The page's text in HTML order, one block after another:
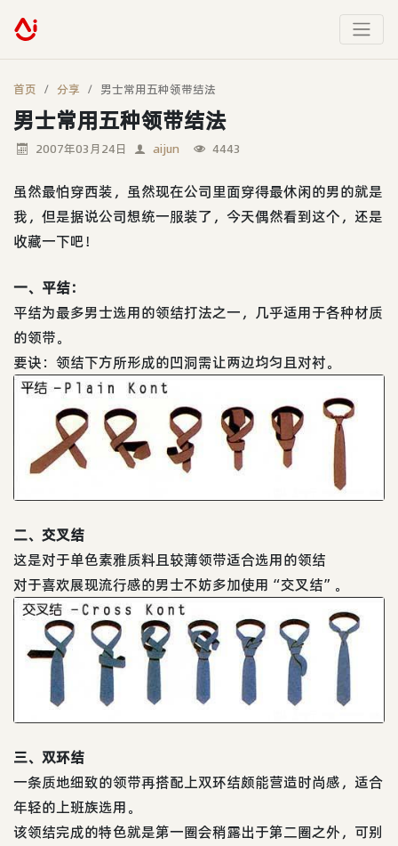
首页 分享 男士常用五种领带结法
男士常用五种领带结法
2007年03月24日 aijun 4443
虽然最怕穿西装，虽然现在公司里面穿得最休闲的男的就是
我，但是据说公司想统一服装了，今天偶然看到这个，还是
收藏一下吧！
一、平结：
平结为最多男士选用的领结打法之一，几乎适用于各种材质
的领带。
要诀：领结下方所形成的凹洞需让两边均匀且对衬。
二、交叉结
这是对于单色素雅质料且较薄领带适合选用的领结
对于喜欢展现流行感的男士不妨多加使用“交叉结”。
三、双环结
一条质地细致的领带再搭配上双环结颇能营造时尚感，适合
年轻的上班族选用。
该领结完成的特色就是第一圈会稍露出于第二圈之外，可别